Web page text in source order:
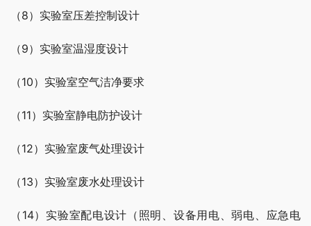
（8）实验室压差控制设计
（9）实验室温湿度设计
（10）实验室空气洁净要求
（11）实验室静电防护设计
（12）实验室废气处理设计
（13）实验室废水处理设计
（14）实验室配电设计（照明、设备用电、弱电、应急电